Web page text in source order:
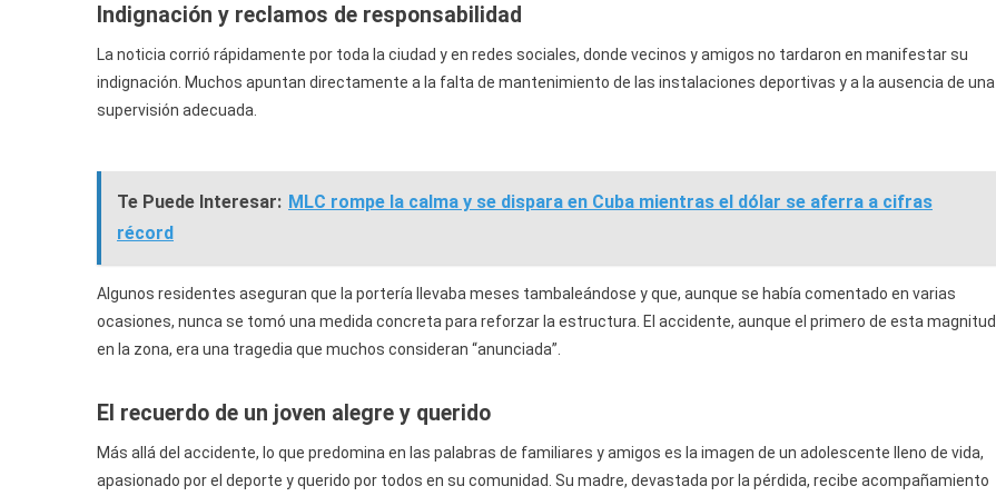
Indignación y reclamos de responsabilidad
La noticia corrió rápidamente por toda la ciudad y en redes sociales, donde vecinos y amigos no tardaron en manifestar su
indignación. Muchos apuntan directamente a la falta de mantenimiento de las instalaciones deportivas y a la ausencia de una
supervisión adecuada.
Te Puede Interesar: MLC rompe la calma y se dispara en Cuba mientras el dólar se aferra a cifras
récord
Algunos residentes aseguran que la portería llevaba meses tambaleándose y que, aunque se había comentado en varias
ocasiones, nunca se tomó una medida concreta para reforzar la estructura. El accidente, aunque el primero de esta magnitud
en la zona, era una tragedia que muchos consideran “anunciada”.
El recuerdo de un joven alegre y querido
Más allá del accidente, lo que predomina en las palabras de familiares y amigos es la imagen de un adolescente lleno de vida,
apasionado por el deporte y querido por todos en su comunidad. Su madre, devastada por la pérdida, recibe acompañamiento